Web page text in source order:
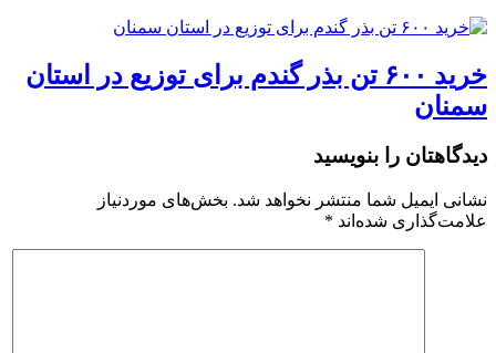
خرید ۶۰۰ تن بذر گندم برای توزیع در استان
سمنان
دیدگاهتان را بنویسید
نشانی ایمیل شما منتشر نخواهد شد. بخش‌های موردنیاز
علامت‌گذاری شده‌اند *